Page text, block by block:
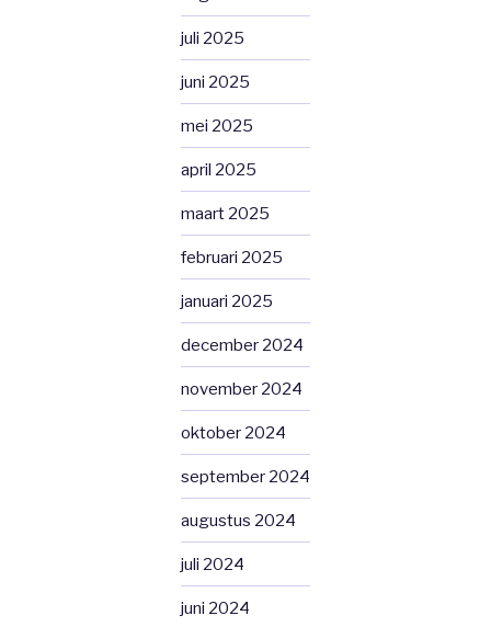
juli 2025
juni 2025
mei 2025
april 2025
maart 2025
februari 2025
januari 2025
december 2024
november 2024
oktober 2024
september 2024
augustus 2024
juli 2024
juni 2024